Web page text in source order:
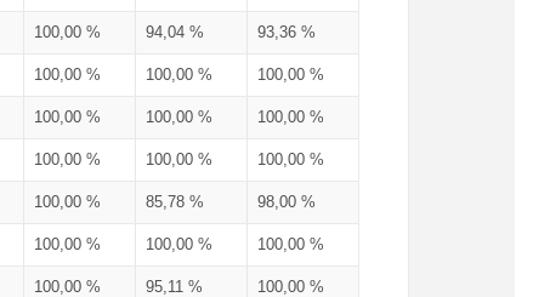
100,00 % 94,04 % 93,36 %
100,00 % 100,00 % 100,00 %
100,00 % 100,00 % 100,00 %
100,00 % 100,00 % 100,00 %
100,00 % 85,78 % 98,00 %
100,00 % 100,00 % 100,00 %
100,00 % 95,11 % 100,00 %